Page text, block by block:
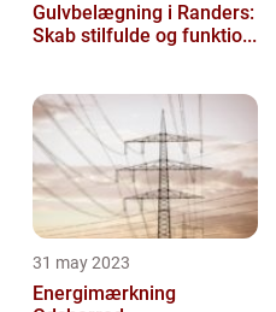
Gulvbelægning i Randers:
Skab stilfulde og funktio...
31 may 2023
Energimærkning